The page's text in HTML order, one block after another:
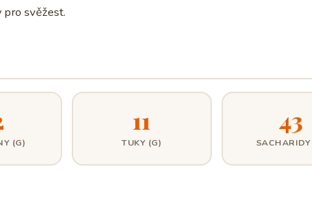
svěžest.
(G)
11
TUKY (G)
43